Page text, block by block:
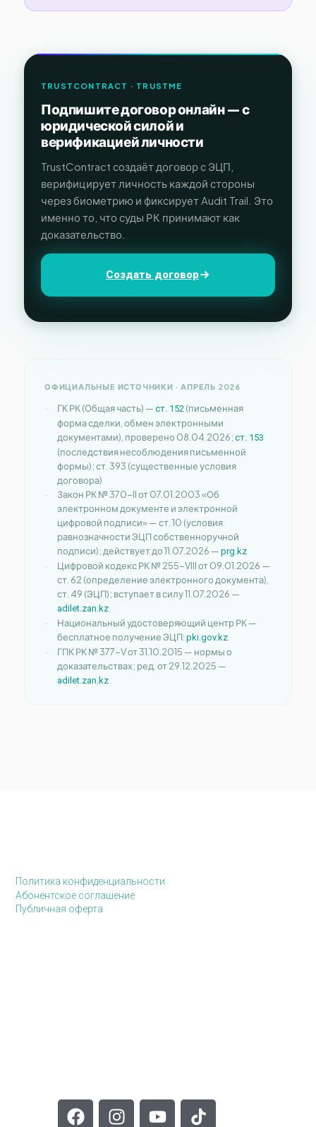
TRUSTCONTRACT · TRUSTME
Подпишите договор онлайн — с
юридической силой и
верификацией личности
TrustContract создаёт договор с ЭЦП,
верифицирует личность каждой стороны
через биометрию и фиксирует Audit Trail. Это
именно то, что суды РК принимают как
доказательство.
Создать договор
ОФИЦИАЛЬНЫЕ ИСТОЧНИКИ · АПРЕЛЬ 2026
ГК РК (Общая часть) — ст. 152 (письменная
форма сделки, обмен электронными
документами), проверено 08.04.2026; ст. 153
(последствия несоблюдения письменной
формы); ст. 393 (существенные условия
договора)
Закон РК № 370-II от 07.01.2003 «Об
электронном документе и электронной
цифровой подписи» — ст. 10 (условия
равнозначности ЭЦП собственноручной
подписи); действует до 11.07.2026 — prg.kz
Цифровой кодекс РК № 255-VIII от 09.01.2026 —
ст. 62 (определение электронного документа),
ст. 49 (ЭЦП); вступает в силу 11.07.2026 —
adilet.zan.kz
Национальный удостоверяющий центр РК —
бесплатное получение ЭЦП: pki.gov.kz
ГПК РК № 377-V от 31.10.2015 — нормы о
доказательствах; ред. от 29.12.2025 —
adilet.zan.kz
Политика конфиденциальности
Абонентское соглашение
Публичная оферта